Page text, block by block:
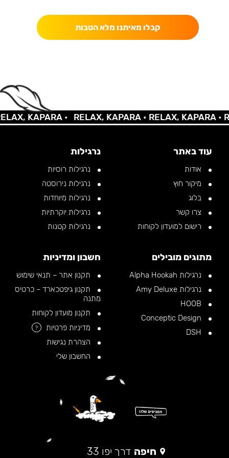
קבלו מאיתנו מלא הטבות
KAPARA • RELAX, KAPARA •RELAX, KAPARA •
עוד באתר
אודות
מיקור חוץ
בלוג
צרו קשר
רישום למועדון לקוחות
נרגילות
נרגילות רוסיות
נרגילות נירוסטה
נרגילות מיוחדות
נרגילות יוקרתיות
נרגילות קטנות
מתוגים מובילים
נרגילות Alpha Hookah
נרגילות Amy Deluxe
חשבון ומדיניות
תקנון אתר – תנאי שימוש
תקנון גיפטכארד – כרטיס
מתנה
תקנון מועדון לקוחות
מדיניות פרטיות
?
הצהרת נגישות
החשבון שלי
חיפה דרך יפו 33